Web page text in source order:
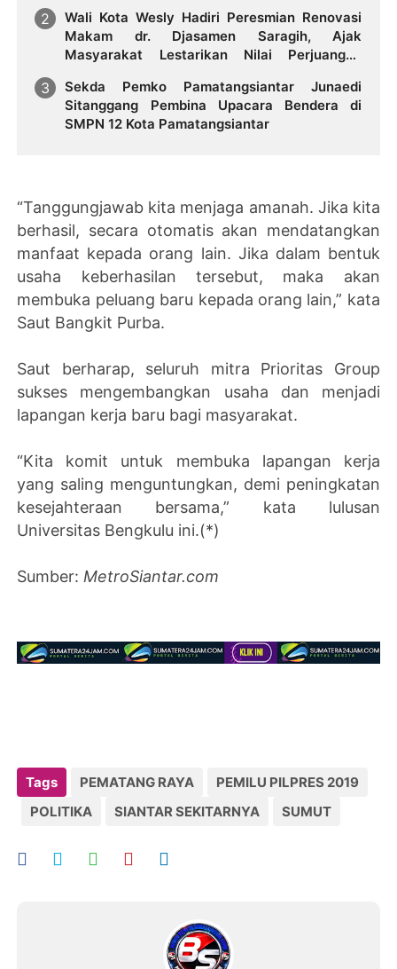
Wali Kota Wesly Hadiri Peresmian Renovasi
Makam dr. Djasamen Saragih, Ajak
Masyarakat Lestarikan Nilai Perjuangan
Sekda Pemko Pamatangsiantar Junaedi
Sitanggang Pembina Upacara Bendera di
SMPN 12 Kota Pamatangsiantar
“Tanggungjawab kita menjaga amanah. Jika kita
berhasil, secara otomatis akan mendatangkan
manfaat kepada orang lain. Jika dalam bentuk
usaha keberhasilan tersebut, maka akan
membuka peluang baru kepada orang lain,” kata
Saut Bangkit Purba.
Saut berharap, seluruh mitra Prioritas Group
sukses mengembangkan usaha dan menjadi
lapangan kerja baru bagi masyarakat.
“Kita komit untuk membuka lapangan kerja
yang saling menguntungkan, demi peningkatan
kesejahteraan bersama,” kata lulusan
Universitas Bengkulu ini.(*)
Sumber: MetroSiantar.com
Tags PEMATANG RAYA
PEMILU PILPRES 2019
POLITIKA
SIANTAR SEKITARNYA SUMUT